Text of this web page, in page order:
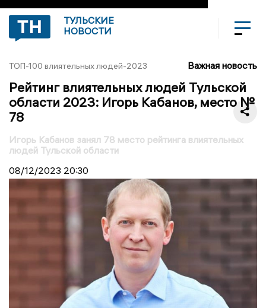
ТУЛЬСКИЕ
НОВОСТИ
ТОП-100 влиятельных людей-2023 Важная новость
Рейтинг влиятельных людей Тульской
области 2023: Игорь Кабанов, место №
78
Игорь Кабанов занял 78 место рейтинга влиятельных
людей Тульской области
08/12/2023 20:30